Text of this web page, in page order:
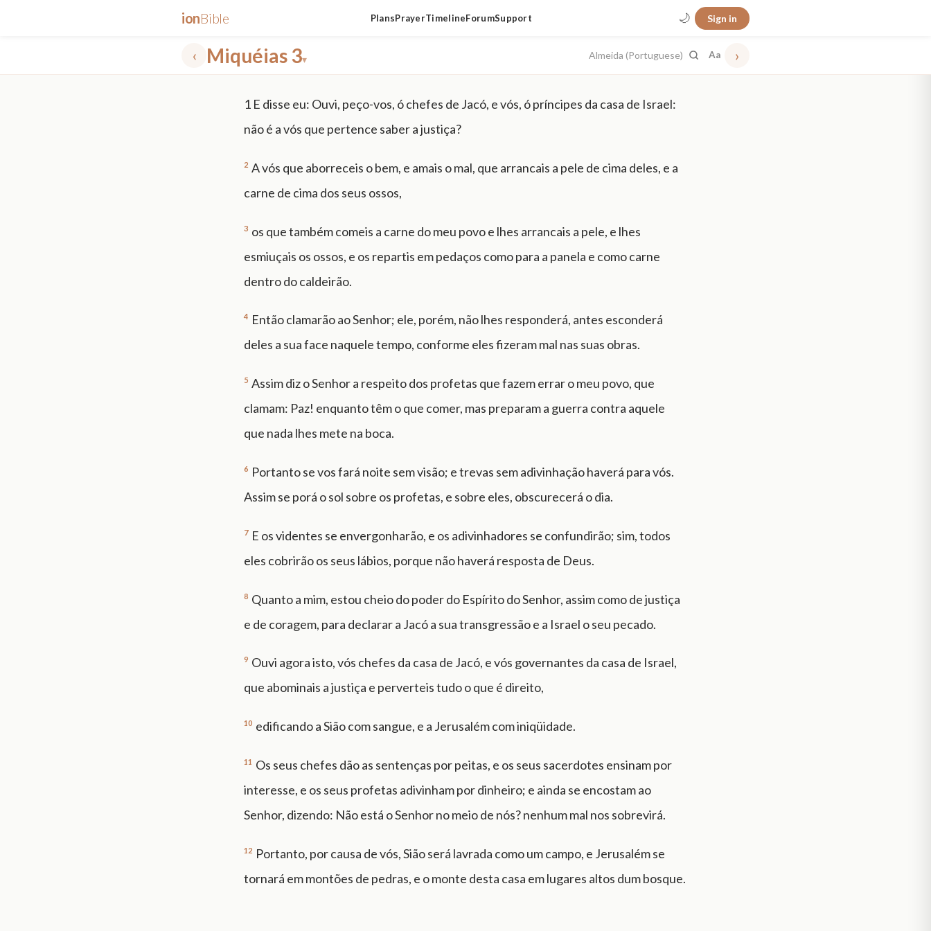
ionBible PlansPrayerTimelineForumSupport 🌙 Sign in
‹ Miquéias 3▾ Almeida (Portuguese) Aa ›
1 E disse eu: Ouvi, peço-vos, ó chefes de Jacó, e vós, ó príncipes da casa de Israel:
não é a vós que pertence saber a justiça?
2 A vós que aborreceis o bem, e amais o mal, que arrancais a pele de cima deles, e a
carne de cima dos seus ossos,
3 os que também comeis a carne do meu povo e lhes arrancais a pele, e lhes
esmiuçais os ossos, e os repartis em pedaços como para a panela e como carne
dentro do caldeirão.
4 Então clamarão ao Senhor; ele, porém, não lhes responderá, antes esconderá
deles a sua face naquele tempo, conforme eles fizeram mal nas suas obras.
5 Assim diz o Senhor a respeito dos profetas que fazem errar o meu povo, que
clamam: Paz! enquanto têm o que comer, mas preparam a guerra contra aquele
que nada lhes mete na boca.
6 Portanto se vos fará noite sem visão; e trevas sem adivinhação haverá para vós.
Assim se porá o sol sobre os profetas, e sobre eles, obscurecerá o dia.
7 E os videntes se envergonharão, e os adivinhadores se confundirão; sim, todos
eles cobrirão os seus lábios, porque não haverá resposta de Deus.
8 Quanto a mim, estou cheio do poder do Espírito do Senhor, assim como de justiça
e de coragem, para declarar a Jacó a sua transgressão e a Israel o seu pecado.
9 Ouvi agora isto, vós chefes da casa de Jacó, e vós governantes da casa de Israel,
que abominais a justiça e perverteis tudo o que é direito,
10 edificando a Sião com sangue, e a Jerusalém com iniqüidade.
11 Os seus chefes dão as sentenças por peitas, e os seus sacerdotes ensinam por
interesse, e os seus profetas adivinham por dinheiro; e ainda se encostam ao
Senhor, dizendo: Não está o Senhor no meio de nós? nenhum mal nos sobrevirá.
12 Portanto, por causa de vós, Sião será lavrada como um campo, e Jerusalém se
tornará em montões de pedras, e o monte desta casa em lugares altos dum bosque.